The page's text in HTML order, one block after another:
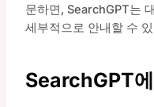
문하면, SearchGPT는
세부적으로 안내할 수
SearchGPT